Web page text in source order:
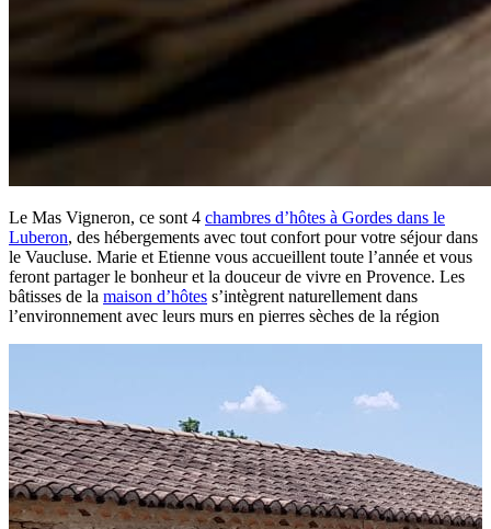
Le Mas Vigneron, ce sont 4 chambres d’hôtes à Gordes dans le
Luberon, des hébergements avec tout confort pour votre séjour dans
le Vaucluse. Marie et Etienne vous accueillent toute l’année et vous
feront partager le bonheur et la douceur de vivre en Provence. Les
bâtisses de la maison d’hôtes s’intègrent naturellement dans
l’environnement avec leurs murs en pierres sèches de la région